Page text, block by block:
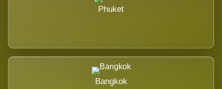
Phuket
Bangkok